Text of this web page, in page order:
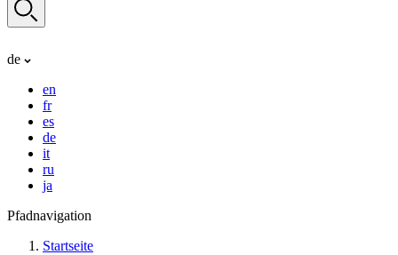
de
en
fr
es
de
it
ru
ja
Pfadnavigation
Startseite